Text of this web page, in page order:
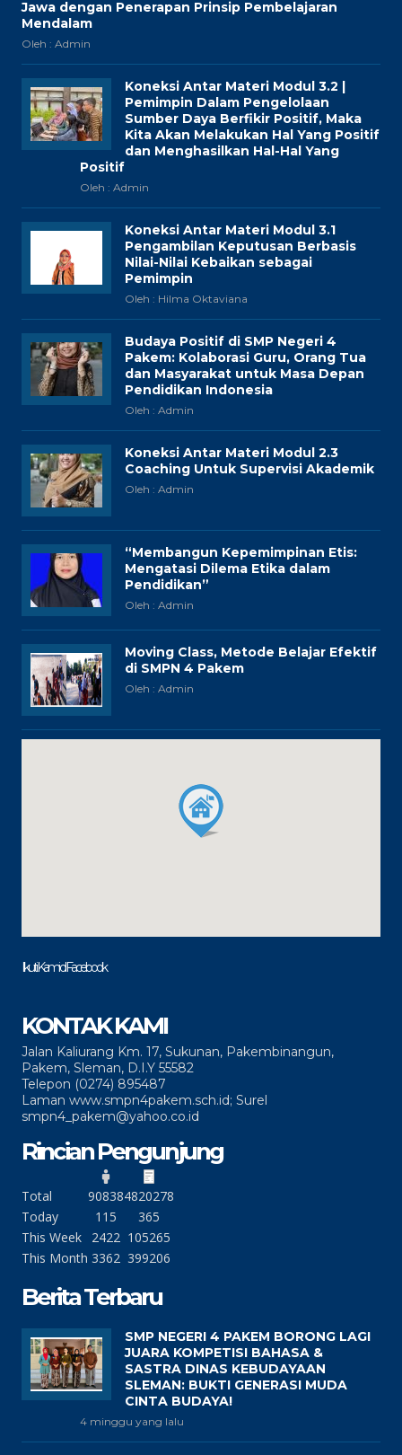
Jawa dengan Penerapan Prinsip Pembelajaran
Mendalam
Oleh : Admin
Koneksi Antar Materi Modul 3.2 |
Pemimpin Dalam Pengelolaan
Sumber Daya Berfikir Positif, Maka
Kita Akan Melakukan Hal Yang Positif
dan Menghasilkan Hal-Hal Yang
Positif
Oleh : Admin
Koneksi Antar Materi Modul 3.1
Pengambilan Keputusan Berbasis
Nilai-Nilai Kebaikan sebagai
Pemimpin
Oleh : Hilma Oktaviana
Budaya Positif di SMP Negeri 4
Pakem: Kolaborasi Guru, Orang Tua
dan Masyarakat untuk Masa Depan
Pendidikan Indonesia
Oleh : Admin
Koneksi Antar Materi Modul 2.3
Coaching Untuk Supervisi Akademik
Oleh : Admin
“Membangun Kepemimpinan Etis:
Mengatasi Dilema Etika dalam
Pendidikan”
Oleh : Admin
Moving Class, Metode Belajar Efektif
di SMPN 4 Pakem
Oleh : Admin
Ikuti Kami di Facebook
KONTAK KAMI
Jalan Kaliurang Km. 17, Sukunan, Pakembinangun,
Pakem, Sleman, D.I.Y 55582
Telepon (0274) 895487
Laman www.smpn4pakem.sch.id; Surel
smpn4_pakem@yahoo.co.id
Rincian Pengunjung
Total 908384820278
Today
115
365
This Week
2422 105265
This Month 3362 399206
Berita Terbaru
SMP NEGERI 4 PAKEM BORONG LAGI
JUARA KOMPETISI BAHASA &
SASTRA DINAS KEBUDAYAAN
SLEMAN: BUKTI GENERASI MUDA
CINTA BUDAYA!
4 minggu yang lalu